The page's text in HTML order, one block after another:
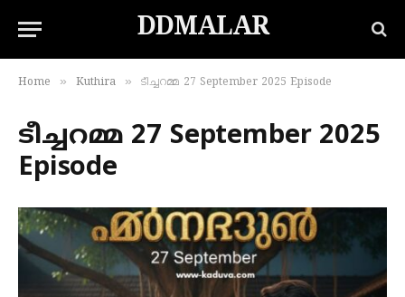
DDMALAR
Home » Kuthira » ടീച്ചറമ്മ 27 September 2025 Episode
ടീച്ചറമ്മ 27 September 2025
Episode